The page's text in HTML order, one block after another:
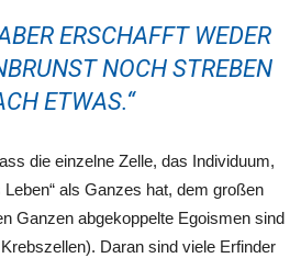
ERSCHAFFT WEDER
NOCH STREBEN
ETWAS.“
die einzelne Zelle, das Individuum,
als Ganzes hat, dem großen
Ganzen abgekoppelte Egoismen sind
Daran sind viele Erfinder